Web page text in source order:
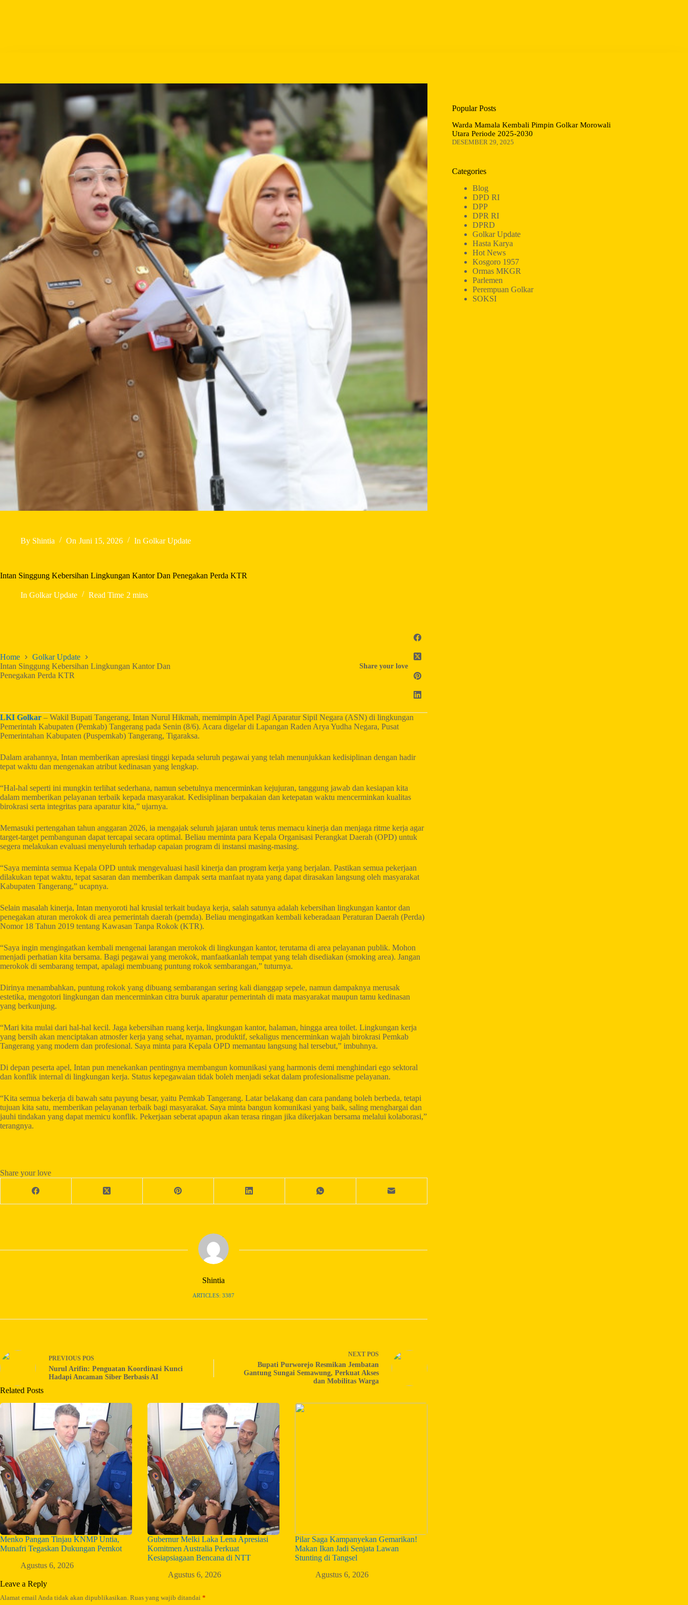
By Shintia On Juni 15, 2026 In Golkar Update
Intan Singgung Kebersihan Lingkungan Kantor Dan Penegakan Perda KTR
In Golkar Update Read Time 2 mins
Home
Golkar Update
Intan Singgung Kebersihan Lingkungan Kantor Dan
Penegakan Perda KTR
Share your love
LKI Golkar – Wakil Bupati Tangerang, Intan Nurul Hikmah, memimpin Apel Pagi Aparatur Sipil Negara (ASN) di lingkungan
Pemerintah Kabupaten (Pemkab) Tangerang pada Senin (8/6). Acara digelar di Lapangan Raden Arya Yudha Negara, Pusat
Pemerintahan Kabupaten (Puspemkab) Tangerang, Tigaraksa.
Dalam arahannya, Intan memberikan apresiasi tinggi kepada seluruh pegawai yang telah menunjukkan kedisiplinan dengan hadir
tepat waktu dan mengenakan atribut kedinasan yang lengkap.
“Hal-hal seperti ini mungkin terlihat sederhana, namun sebetulnya mencerminkan kejujuran, tanggung jawab dan kesiapan kita
dalam memberikan pelayanan terbaik kepada masyarakat. Kedisiplinan berpakaian dan ketepatan waktu mencerminkan kualitas
birokrasi serta integritas para aparatur kita,” ujarnya.
Memasuki pertengahan tahun anggaran 2026, ia mengajak seluruh jajaran untuk terus memacu kinerja dan menjaga ritme kerja agar
target-target pembangunan dapat tercapai secara optimal. Beliau meminta para Kepala Organisasi Perangkat Daerah (OPD) untuk
segera melakukan evaluasi menyeluruh terhadap capaian program di instansi masing-masing.
“Saya meminta semua Kepala OPD untuk mengevaluasi hasil kinerja dan program kerja yang berjalan. Pastikan semua pekerjaan
dilakukan tepat waktu, tepat sasaran dan memberikan dampak serta manfaat nyata yang dapat dirasakan langsung oleh masyarakat
Kabupaten Tangerang,” ucapnya.
Selain masalah kinerja, Intan menyoroti hal krusial terkait budaya kerja, salah satunya adalah kebersihan lingkungan kantor dan
penegakan aturan merokok di area pemerintah daerah (pemda). Beliau mengingatkan kembali keberadaan Peraturan Daerah (Perda)
Nomor 18 Tahun 2019 tentang Kawasan Tanpa Rokok (KTR).
“Saya ingin mengingatkan kembali mengenai larangan merokok di lingkungan kantor, terutama di area pelayanan publik. Mohon
menjadi perhatian kita bersama. Bagi pegawai yang merokok, manfaatkanlah tempat yang telah disediakan (smoking area). Jangan
merokok di sembarang tempat, apalagi membuang puntung rokok sembarangan,” tuturnya.
Dirinya menambahkan, puntung rokok yang dibuang sembarangan sering kali dianggap sepele, namun dampaknya merusak
estetika, mengotori lingkungan dan mencerminkan citra buruk aparatur pemerintah di mata masyarakat maupun tamu kedinasan
yang berkunjung.
“Mari kita mulai dari hal-hal kecil. Jaga kebersihan ruang kerja, lingkungan kantor, halaman, hingga area toilet. Lingkungan kerja
yang bersih akan menciptakan atmosfer kerja yang sehat, nyaman, produktif, sekaligus mencerminkan wajah birokrasi Pemkab
Tangerang yang modern dan profesional. Saya minta para Kepala OPD memantau langsung hal tersebut,” imbuhnya.
Di depan peserta apel, Intan pun menekankan pentingnya membangun komunikasi yang harmonis demi menghindari ego sektoral
dan konflik internal di lingkungan kerja. Status kepegawaian tidak boleh menjadi sekat dalam profesionalisme pelayanan.
“Kita semua bekerja di bawah satu payung besar, yaitu Pemkab Tangerang. Latar belakang dan cara pandang boleh berbeda, tetapi
tujuan kita satu, memberikan pelayanan terbaik bagi masyarakat. Saya minta bangun komunikasi yang baik, saling menghargai dan
jauhi tindakan yang dapat memicu konflik. Pekerjaan seberat apapun akan terasa ringan jika dikerjakan bersama melalui kolaborasi,”
terangnya.
Share your love
Shintia
ARTICLES: 3387
PREVIOUS POS
Nurul Arifin: Penguatan Koordinasi Kunci
Hadapi Ancaman Siber Berbasis AI
NEXT POS
Bupati Purworejo Resmikan Jembatan
Gantung Sungai Semawung, Perkuat Akses
dan Mobilitas Warga
Related Posts
Menko Pangan Tinjau KNMP Untia,
Munafri Tegaskan Dukungan Pemkot
Agustus 6, 2026
Gubernur Melki Laka Lena Apresiasi
Komitmen Australia Perkuat
Kesiapsiagaan Bencana di NTT
Agustus 6, 2026
Pilar Saga Kampanyekan Gemarikan!
Makan Ikan Jadi Senjata Lawan
Stunting di Tangsel
Agustus 6, 2026
Leave a Reply
Alamat email Anda tidak akan dipublikasikan. Ruas yang wajib ditandai *
Popular Posts
Warda Mamala Kembali Pimpin Golkar Morowali
Utara Periode 2025-2030
DESEMBER 29, 2025
Categories
Blog
DPD RI
DPP
DPR RI
DPRD
Golkar Update
Hasta Karya
Hot News
Kosgoro 1957
Ormas MKGR
Parlemen
Perempuan Golkar
SOKSI